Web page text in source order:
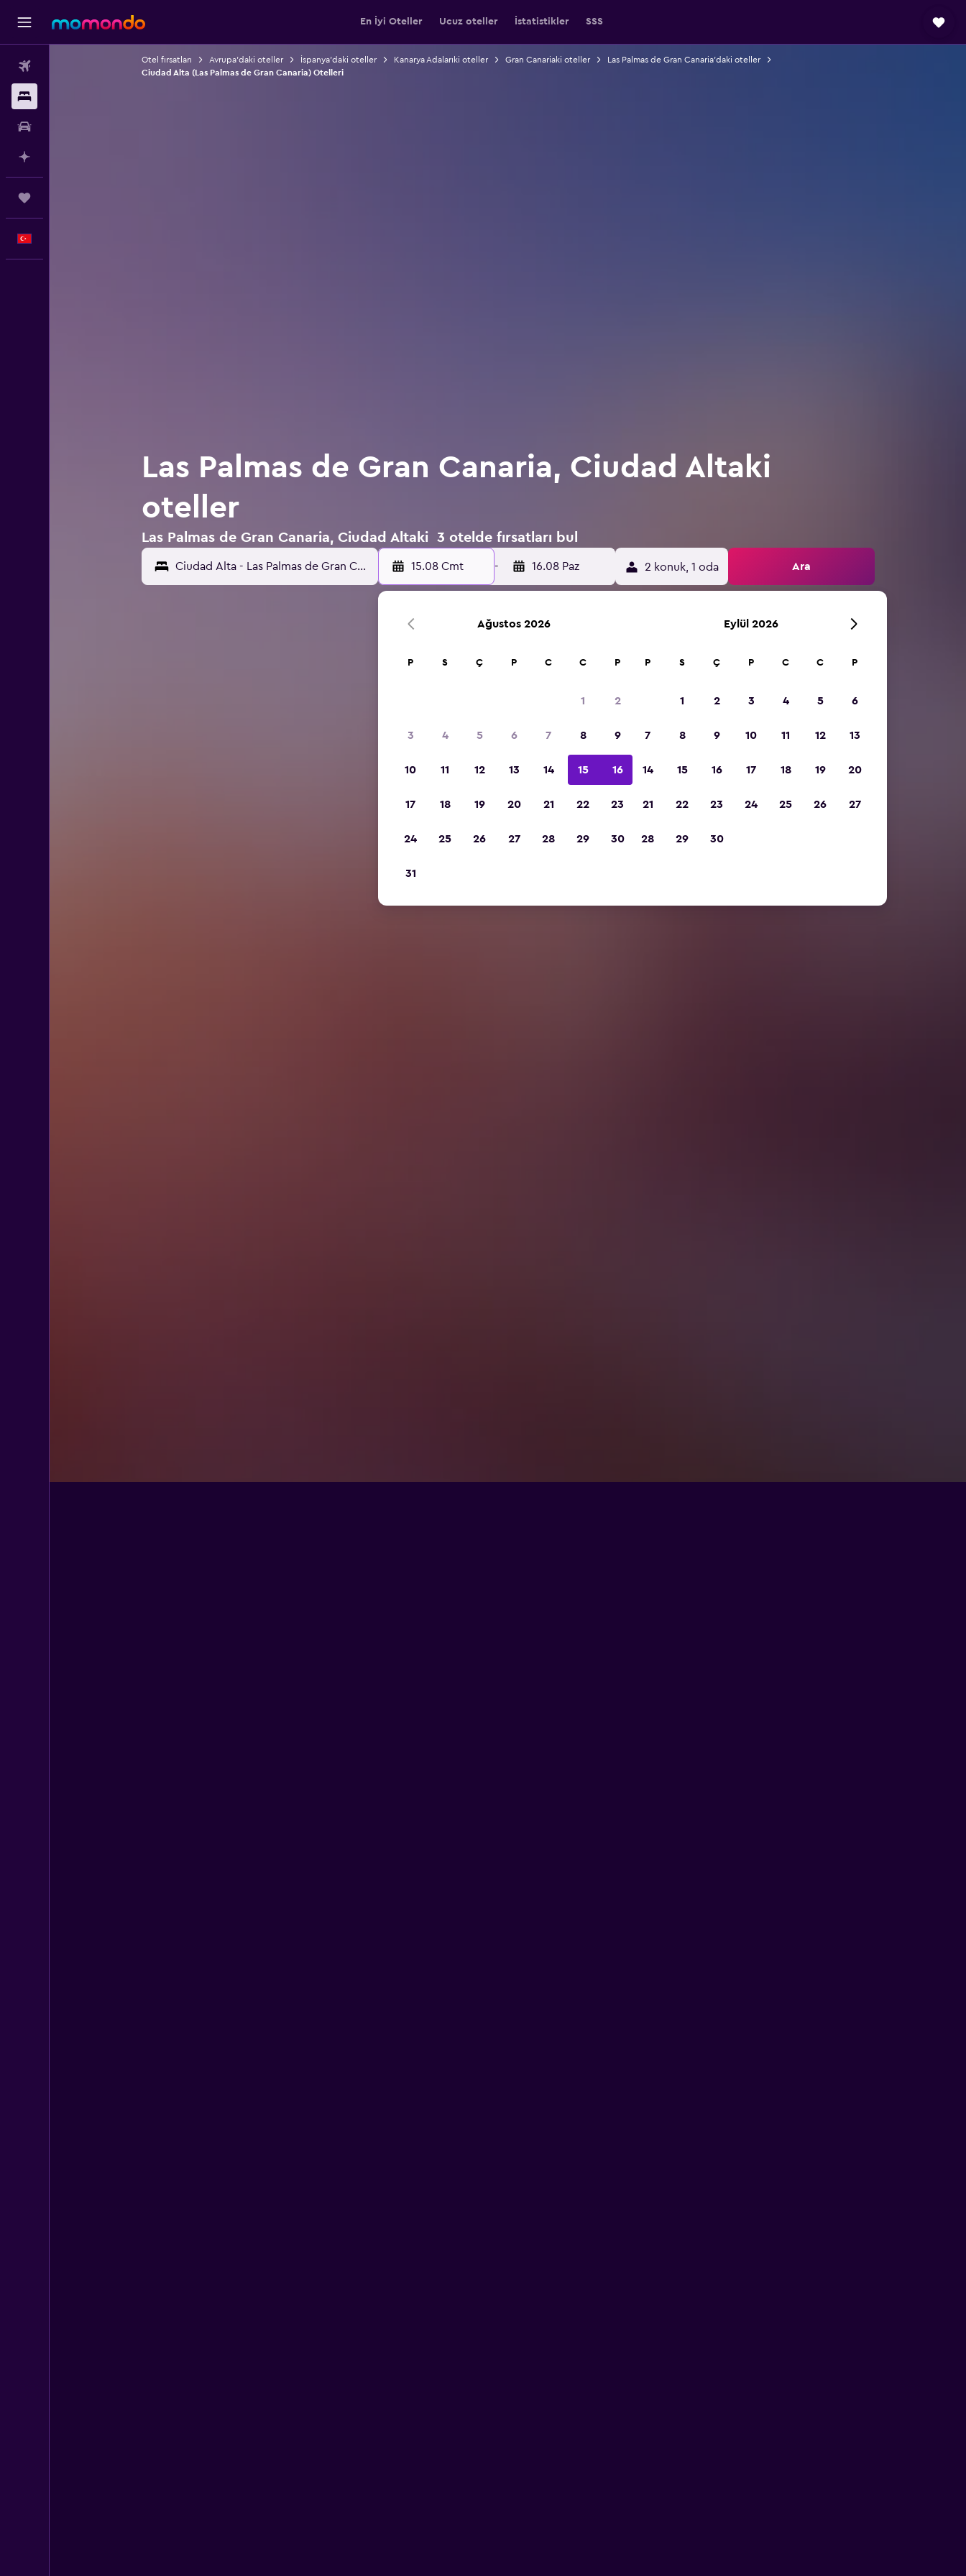
En İyi Oteller Ucuz oteller İstatistikler SSS
Otel fırsatları Avrupa'daki oteller İspanya'daki oteller Kanarya Adalarıki oteller Gran Canariaki oteller
Las Palmas de Gran Canaria'daki oteller
Ciudad Alta (Las Palmas de Gran Canaria) Otelleri
Las Palmas de Gran Canaria, Ciudad Altaki
oteller
Las Palmas de Gran Canaria, Ciudad Altaki 3 otelde fırsatları bul
15.08 Cmt - 16.08 Paz 2 konuk, 1 oda Ara
Ağustos 2026
P S Ç P C C P
1 2
3 4 5 6 7 8 9
10 11 12 13 14 15 16
17 18 19 20 21 22 23
24 25 26 27 28 29 30
31
Eylül 2026
P S Ç P C C P
1 2 3 4 5 6
7 8 9 10 11 12 13
14 15 16 17 18 19 20
21 22 23 24 25 26 27
28 29 30